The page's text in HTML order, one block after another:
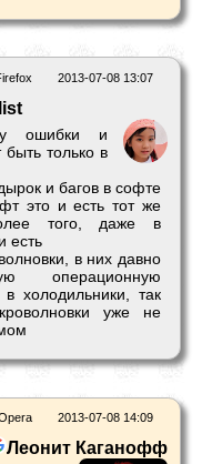
2013-07-08 13:07
ошибки и
быть только в
и багов в софте
это и есть тот же
того, даже в
есть
в них давно
операционную
холодильники, так
уже не
2013-07-08 14:09
Леонит Каганофф